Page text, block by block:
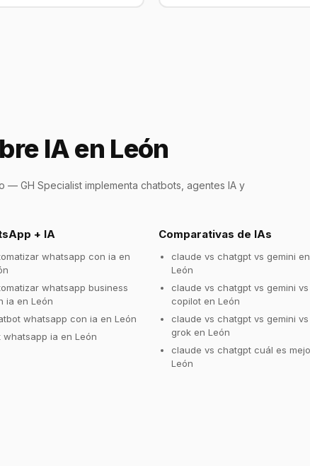
IA en León
GH Specialist implementa chatbots, agentes IA y
+ IA
whatsapp con ia en
whatsapp business
ia en León
whatsapp con ia en León
whatsapp ia en León
Comparativas de IAs
claude vs chatgpt vs gemini en
León
claude vs chatgpt vs gemini vs
copilot en León
claude vs chatgpt vs gemini vs
grok en León
claude vs chatgpt cuál es
León